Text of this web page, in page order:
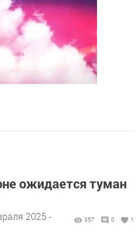
ожидается туман
2025 -
357 0 1